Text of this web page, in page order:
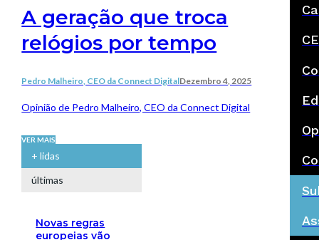
A geração que troca
relógios por tempo
Pedro Malheiro, CEO da Connect DigitalDezembro 4, 2025
Opinião de Pedro Malheiro, CEO da Connect Digital
VER MAIS
+ lidas
últimas
Novas regras
europeias vão